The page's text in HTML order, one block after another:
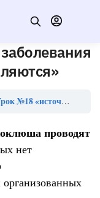
«источником заболевания людей токсокарозом являются»
проводят
нет
организованных